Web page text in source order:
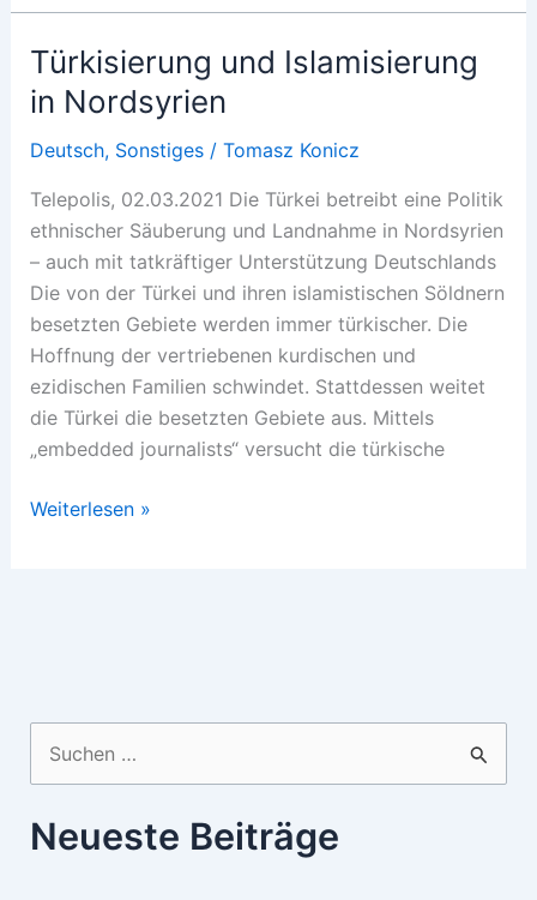
dança
neoliberal
sobre
o
vulcão
Türkisierung und Islamisierung
in Nordsyrien
Deutsch, Sonstiges/ Tomasz Konicz
Telepolis, 02.03.2021 Die Türkei betreibt eine Politik
ethnischer Säuberung und Landnahme in Nordsyrien
– auch mit tatkräftiger Unterstützung Deutschlands
Die von der Türkei und ihren islamistischen Söldnern
besetzten Gebiete werden immer türkischer. Die
Hoffnung der vertriebenen kurdischen und
ezidischen Familien schwindet. Stattdessen weitet
die Türkei die besetzten Gebiete aus. Mittels
„embedded journalists“ versucht die türkische
Türkisierung
Weiterlesen »
Suchen
nach:
Neueste Beiträge